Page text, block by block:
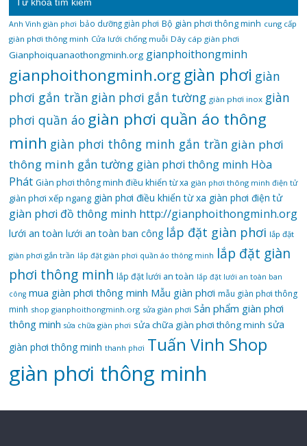
Anh Vinh giàn phơi bảo dưỡng giàn phơi Bộ giàn phơi thông minh cung cấp
giàn phơi thông minh Cửa lưới chống muỗi Dây cáp giàn phơi
Gianphoiquanaothongminh.org gianphoithongminh
gianphoithongminh.org giàn phơi giàn
phơi gắn trần giàn phơi gắn tường giàn phơi inox giàn
phơi quần áo giàn phơi quần áo thông
minh giàn phơi thông minh gắn trần giàn phơi
thông minh gắn tường giàn phơi thông minh Hòa
Phát Giàn phơi thông minh điều khiển từ xa giàn phơi thông minh điện tử
giàn phơi xếp ngang giàn phơi điều khiển từ xa giàn phơi điện tử
giàn phơi đồ thông minh http://gianphoithongminh.org
lưới an toàn lưới an toàn ban công lắp đặt giàn phơi lắp đặt
giàn phơi gắn trần lắp đặt giàn phơi quần áo thông minh lắp đặt giàn
phơi thông minh lắp đặt lưới an toàn lắp đặt lưới an toàn ban
công mua giàn phơi thông minh Mẫu giàn phơi mẫu giàn phơi thông
minh shop gianphoithongminh.org sửa giàn phơi Sản phẩm giàn phơi
thông minh sửa chữa giàn phơi sửa chữa giàn phơi thông minh sửa
giàn phơi thông minh thanh phơi Tuấn Vinh Shop
‌giàn‌ ‌phơi‌ ‌thông‌ ‌minh